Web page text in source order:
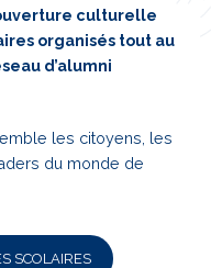
culturelle
organisés tout au
d’alumni
les citoyens, les
du monde de
SCOLAIRES